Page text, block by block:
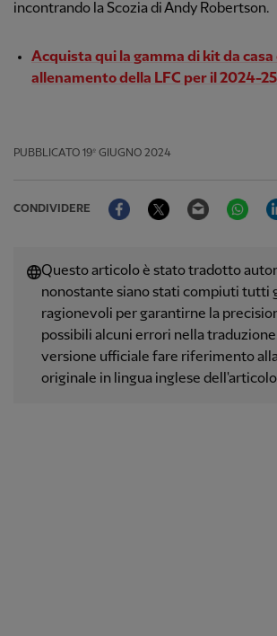
incontrando la Scozia di Andy Robertson.
Acquista qui la gamma di kit da casa
allenamento della LFC per il 2024-25
PUBBLICATO 19º GIUGNO 2024
CONDIVIDERE
FacebookTwitter Email
Questo articolo è stato tradotto
nonostante siano stati compiuti tutti
ragionevoli per garantirne la
possibili alcuni errori nella
versione ufficiale fare riferimento
originale in lingua inglese